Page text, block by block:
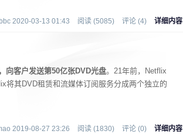
2020-03-13 01:43 阅读 (5085) 评论 (4) 详细内容
向客户发送第50亿张DVD光盘。21年前，Netflix
将其DVD租赁和流媒体订阅服务分成两个独立的
2019-08-27 23:26 阅读 (1830) 评论 (0) 详细内容